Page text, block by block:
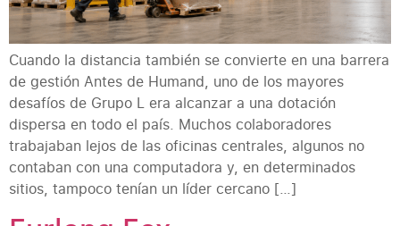
Cuando la distancia también se convierte en una barrera
de gestión Antes de Humand, uno de los mayores
desafíos de Grupo L era alcanzar a una dotación
dispersa en todo el país. Muchos colaboradores
trabajaban lejos de las oficinas centrales, algunos no
contaban con una computadora y, en determinados
sitios, tampoco tenían un líder cercano […]